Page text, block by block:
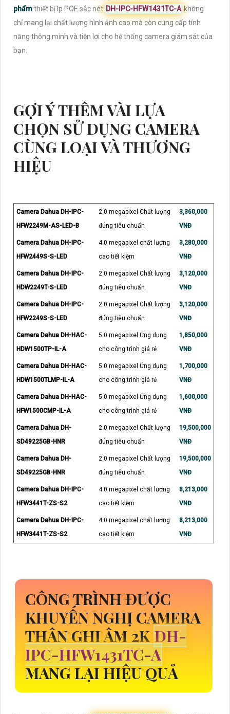
phẩmthiết bị Ip POE sắc nét DH-IPC-HFW1431TC-A không
chỉ mang lại chất lượng hình ảnh cao mà còn cung cấp tính
năng thông minh và tiện lợi cho hệ thống camera giám sát của
bạn.
GỢI Ý THÊM VÀI LỰA
CHỌN SỬ DỤNG CAMERA
CÙNG LOẠI VÀ THƯƠNG
HIỆU
Camera Dahua DH-IPC-
HFW2249M-AS-LED-B
2.0 megapixel Chất lượng
đúng tiêu chuẩn
3,360,000
VNĐ
Camera Dahua DH-IPC-
HFW2449S-S-LED
4.0 megapixel chất lượng
cao tiết kiệm
3,280,000
VNĐ
Camera Dahua DH-IPC-
HDW2249T-S-LED
2.0 megapixel Chất lượng
đúng tiêu chuẩn
3,120,000
VNĐ
Camera Dahua DH-IPC-
HFW2249S-S-LED
2.0 megapixel Chất lượng
đúng tiêu chuẩn
3,120,000
VNĐ
Camera Dahua DH-HAC-
HDW1500TP-IL-A
5.0 megapixel Ứng dụng
cho công trình giá rẻ
1,850,000
VNĐ
Camera Dahua DH-HAC-
HDW1500TLMP-IL-A
5.0 megapixel Ứng dụng
cho công trình giá rẻ
1,700,000
VNĐ
Camera Dahua DH-HAC-
HFW1500CMP-IL-A
5.0 megapixel Ứng dụng
cho công trình giá rẻ
1,600,000
VNĐ
Camera Dahua DH-
SD49225GB-HNR
2.0 megapixel Chất lượng
đúng tiêu chuẩn
19,500,000
VNĐ
Camera Dahua DH-
SD49225GB-HNR
2.0 megapixel Chất lượng
đúng tiêu chuẩn
19,500,000
VNĐ
Camera Dahua DH-IPC-
HFW3441T-ZS-S2
4.0 megapixel chất lượng
cao tiết kiệm
8,213,000
VNĐ
Camera Dahua DH-IPC-
HFW3441T-ZS-S2
4.0 megapixel chất lượng
cao tiết kiệm
8,213,000
VNĐ
CÔNG TRÌNH ĐƯỢC
KHUYẾN NGHỊ CAMERA
THÂN GHI ÂM 2K DH-
IPC-HFW1431TC-A
MANG LẠI HIỆU QUẢ